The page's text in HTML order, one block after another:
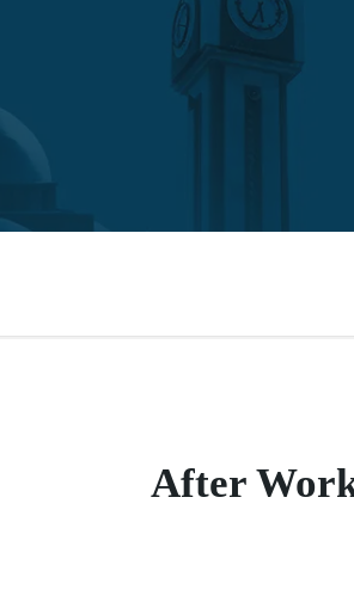
After